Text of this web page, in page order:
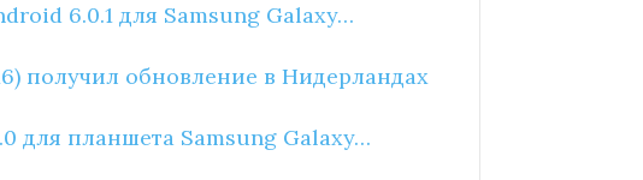
6.0.1 для Samsung Galaxy…
получил обновление в Нидерландах
для планшета Samsung Galaxy…